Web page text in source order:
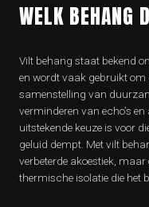
WELK BEHANG
Vilt behang staat bekend
en wordt vaak gebruikt om
samenstelling van
verminderen van echo’s
uitstekende keuze is voor
geluid dempt. Met vilt
verbeterde akoestiek,
thermische isolatie die het